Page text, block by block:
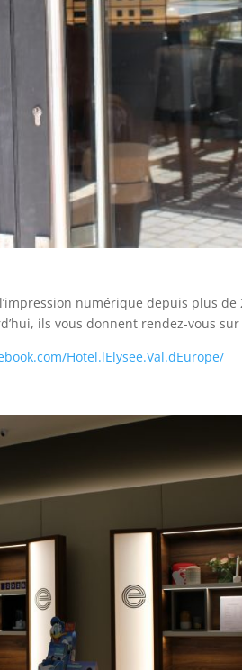
numérique depuis plus de
ils vous donnent rendez-vous
Hotel.lElysee.Val.dEurope/